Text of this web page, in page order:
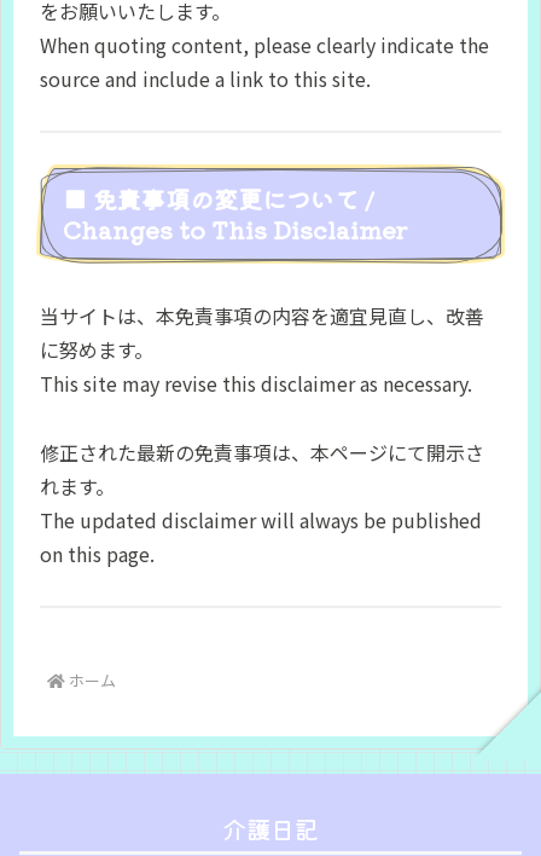
をお願いいたします。
When quoting content, please clearly indicate the
source and include a link to this site.
■ 免責事項の変更について /
Changes to This Disclaimer
当サイトは、本免責事項の内容を適宜見直し、改善
に努めます。
This site may revise this disclaimer as necessary.
修正された最新の免責事項は、本ページにて開示さ
れます。
The updated disclaimer will always be published
on this page.
ホーム
介護日記